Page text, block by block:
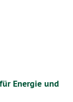
Energie und